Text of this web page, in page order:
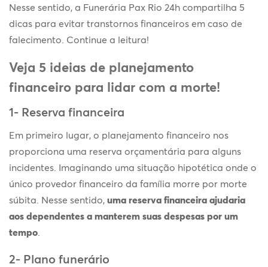
Nesse sentido, a Funerária Pax Rio 24h compartilha 5
dicas para evitar transtornos financeiros em caso de
falecimento. Continue a leitura!
Veja 5 ideias de planejamento
financeiro para lidar com a morte!
1- Reserva financeira
Em primeiro lugar, o planejamento financeiro nos
proporciona uma reserva orçamentária para alguns
incidentes. Imaginando uma situação hipotética onde o
único provedor financeiro da família morre por morte
súbita. Nesse sentido, uma reserva financeira ajudaria
aos dependentes a manterem suas despesas por um
tempo
2- Plano funerário